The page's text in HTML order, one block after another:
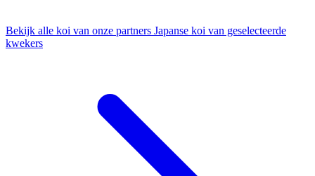
Bekijk alle koi van onze partners Japanse koi van geselecteerde
kwekers